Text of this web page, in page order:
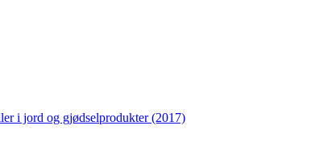
i jord og gjødselprodukter (2017)